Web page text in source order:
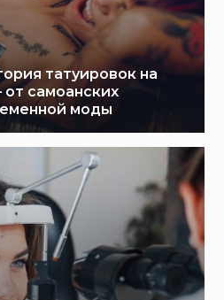
татуировок на
самоанских
моды